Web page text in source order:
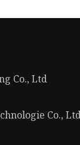
Co., Ltd
Co.,